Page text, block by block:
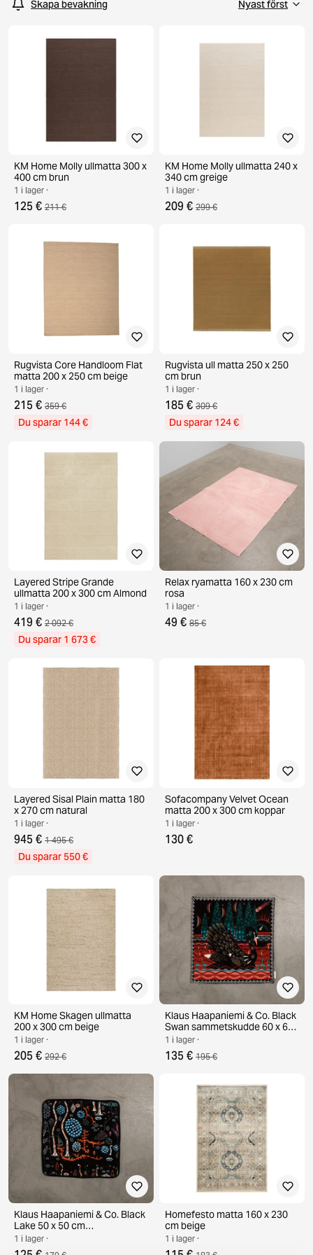
Skapa bevakning
KM Home Molly ullmatta 300 x
400 cm brun
1 i lager ·
125 € 211 €
KM Home Molly ullmatta 240 x
340 cm greige
1 i lager ·
209 € 299 €
Rugvista Core Handloom Flat
matta 200 x 250 cm beige
1 i lager ·
215 € 359 €
Du sparar 144 €
Rugvista ull matta 250 x 250
cm brun
1 i lager ·
185 € 309 €
Du sparar 124 €
Layered Stripe Grande
ullmatta 200 x 300 cm Almond
1 i lager ·
419 € 2 092 €
Du sparar 1 673 €
Relax ryamatta 160 x 230 cm
rosa
1 i lager ·
49 € 85 €
Layered Sisal Plain matta 180
x 270 cm natural
1 i lager ·
945 € 1 495 €
Du sparar 550 €
Sofacompany Velvet Ocean
matta 200 x 300 cm koppar
1 i lager ·
130 €
KM Home Skagen ullmatta
200 x 300 cm beige
1 i lager ·
205 € 292 €
Klaus Haapaniemi & Co. Black
Swan sammetskudde 60 x 60
cm svart
1 i lager ·
135 € 195 €
Klaus Haapaniemi & Co. Black
Lake 50 x 50 cm
sammetskuddfodral
1 i lager ·
Homefesto matta 160 x 230
cm beige
1 i lager ·